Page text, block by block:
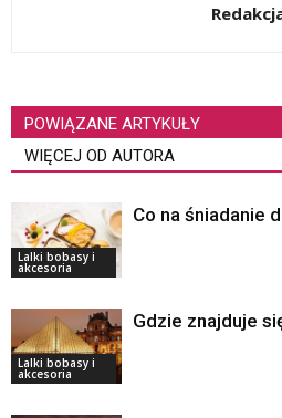
POWIĄZANE ARTYKUŁY
WIĘCEJ OD AUTORA
Lalki bobasy i
akcesoria
Co na śniadanie
Lalki bobasy i
akcesoria
Gdzie znajduje